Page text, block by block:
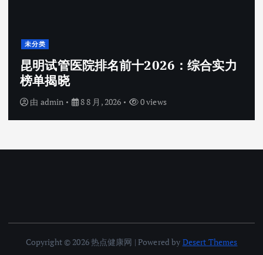
未分类
昆明试管医院排名前十2026：综合实力
榜单揭晓
由 admin 8 8 月, 2026 0 views
Copyright © 2026 热点健康网 | Powered by Desert Themes